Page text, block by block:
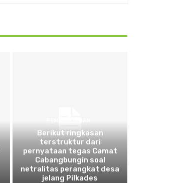
Berikut ringkasan
terstruktur dari
pernyataan tegas Camat
Cabangbungin soal
netralitas perangkat desa
jelang Pilkades